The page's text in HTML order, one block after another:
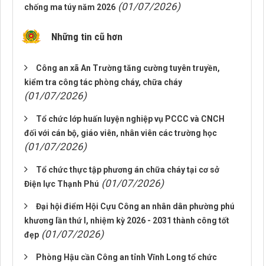
chống ma túy năm 2026 (01/07/2026)
Những tin cũ hơn
Công an xã An Trường tăng cường tuyên truyền,
kiểm tra công tác phòng cháy, chữa cháy
(01/07/2026)
Tổ chức lớp huấn luyện nghiệp vụ PCCC và CNCH
đối với cán bộ, giáo viên, nhân viên các trường học
(01/07/2026)
Tổ chức thực tập phương án chữa cháy tại cơ sở
Điện lực Thạnh Phú (01/07/2026)
Đại hội điểm Hội Cựu Công an nhân dân phường phú
khương lần thứ I, nhiệm kỳ 2026 - 2031 thành công tốt
đẹp (01/07/2026)
Phòng Hậu cần Công an tỉnh Vĩnh Long tổ chức